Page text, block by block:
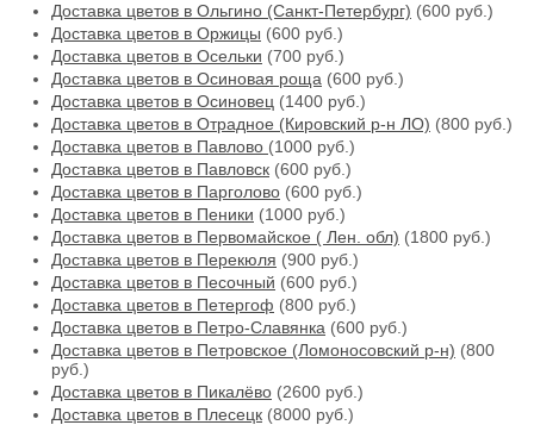
Доставка цветов в Ольгино (Санкт-Петербург) (600 руб.)
Доставка цветов в Оржицы (600 руб.)
Доставка цветов в Осельки (700 руб.)
Доставка цветов в Осиновая роща (600 руб.)
Доставка цветов в Осиновец (1400 руб.)
Доставка цветов в Отрадное (Кировский р-н ЛО) (800 руб.)
Доставка цветов в Павлово (1000 руб.)
Доставка цветов в Павловск (600 руб.)
Доставка цветов в Парголово (600 руб.)
Доставка цветов в Пеники (1000 руб.)
Доставка цветов в Первомайское ( Лен. обл) (1800 руб.)
Доставка цветов в Перекюля (900 руб.)
Доставка цветов в Песочный (600 руб.)
Доставка цветов в Петергоф (800 руб.)
Доставка цветов в Петро-Славянка (600 руб.)
Доставка цветов в Петровское (Ломоносовский р-н) (800
руб.)
Доставка цветов в Пикалёво (2600 руб.)
Доставка цветов в Плесецк (8000 руб.)